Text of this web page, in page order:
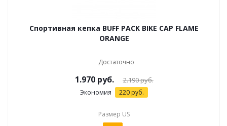
Спортивная кепка BUFF PACK BIKE CAP FLAME
ORANGE
Достаточно
1.970руб. 2.190руб.
Экономия 220 руб.
Размер US